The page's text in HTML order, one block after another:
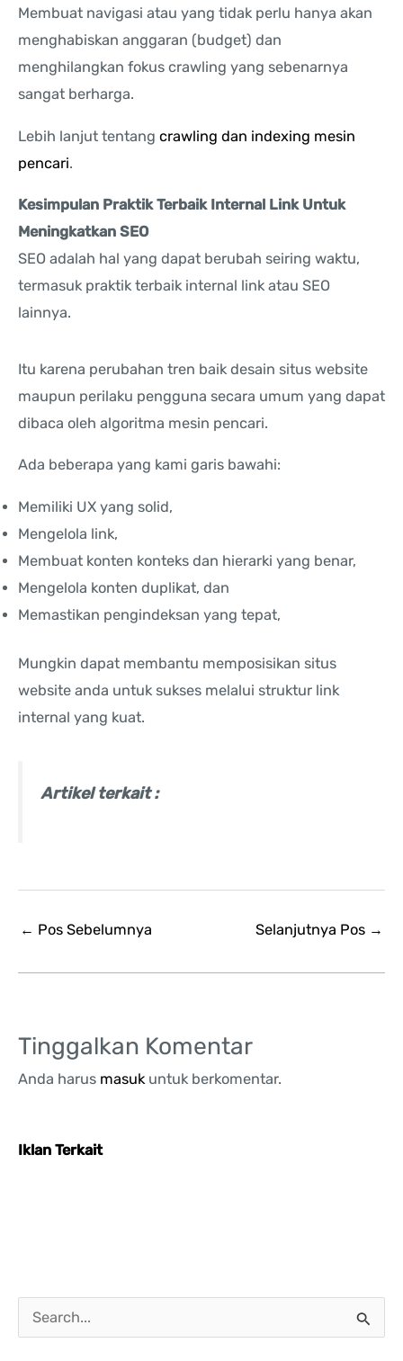
Membuat navigasi atau yang tidak perlu hanya akan
menghabiskan anggaran (budget) dan
menghilangkan fokus crawling yang sebenarnya
sangat berharga.
Lebih lanjut tentang crawling dan indexing mesin
pencari.
Kesimpulan Praktik Terbaik Internal Link Untuk
Meningkatkan SEO
SEO adalah hal yang dapat berubah seiring waktu,
termasuk praktik terbaik internal link atau SEO
lainnya.
Itu karena perubahan tren baik desain situs website
maupun perilaku pengguna secara umum yang dapat
dibaca oleh algoritma mesin pencari.
Ada beberapa yang kami garis bawahi:
Memiliki UX yang solid,
Mengelola link,
Membuat konten konteks dan hierarki yang benar,
Mengelola konten duplikat, dan
Memastikan pengindeksan yang tepat,
Mungkin dapat membantu memposisikan situs
website anda untuk sukses melalui struktur link
internal yang kuat.
Artikel terkait :
← Pos Sebelumnya Selanjutnya Pos →
Tinggalkan Komentar
Anda harus masuk untuk berkomentar.
Iklan Terkait
a